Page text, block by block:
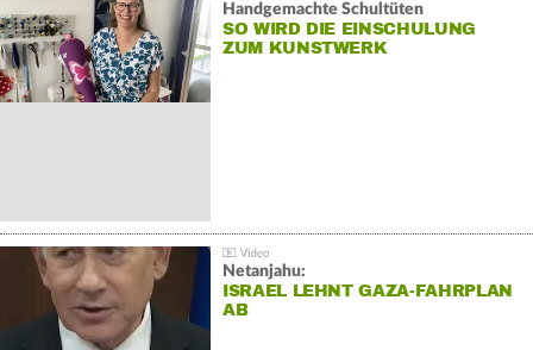
Handgemachte Schultüten
SO WIRD DIE EINSCHULUNG
ZUM KUNSTWERK
Netanjahu:
ISRAEL LEHNT GAZA-FAHRPLAN
AB